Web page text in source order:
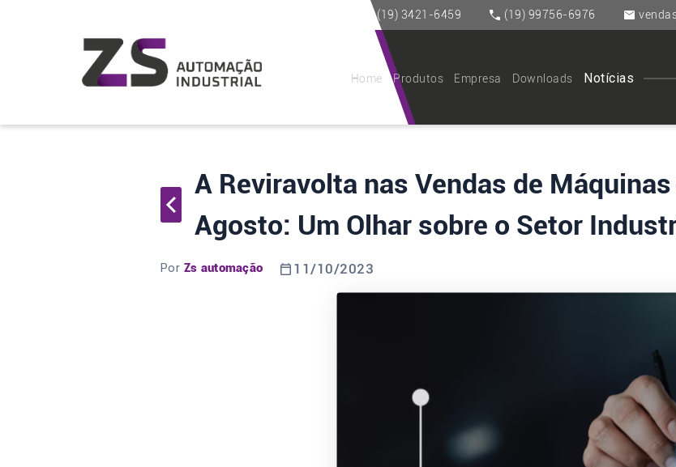
(19) 3421-6459 (19) 99756-6976
Home Produtos Empresa Downloads Notícias
A Reviravolta nas Vendas de
Agosto: Um Olhar sobre o Setor
Por Zs automação 11/10/2023